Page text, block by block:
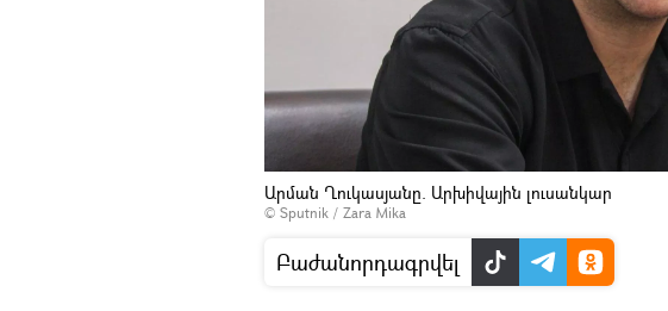
Արման Ղուկասյանը. Արխիվային լուսանկար
© Sputnik / Zara Mika
Բաժանորդագրվել